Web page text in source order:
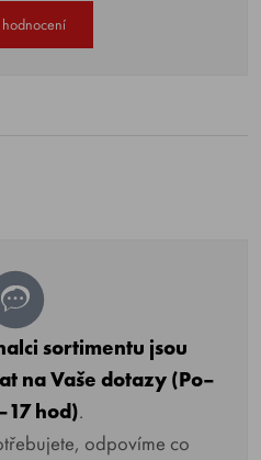
hodnocení
sortimentu jsou
na Vaše dotazy (Po–
hod).
odpovíme co